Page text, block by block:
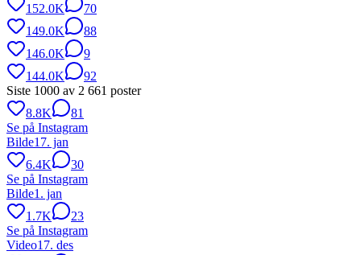
152.0K
70
149.0K
88
146.0K
9
144.0K
92
Siste 1000 av 2 661 poster
8.8K
81
Se på Instagram
Bilde17. jan
6.4K
30
Se på Instagram
Bilde1. jan
1.7K
23
Se på Instagram
Video17. des